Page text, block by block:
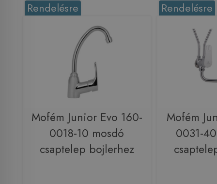
Rendelésre
Mofém Junior Evo 160-
0018-10 mosdó
csaptelep bojlerhez
Rendelésre
Mofém
0031-